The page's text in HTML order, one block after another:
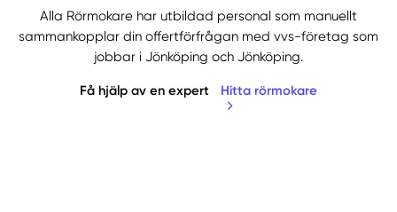
Alla Rörmokare har utbildad personal som manuellt
sammankopplar din offertförfrågan med vvs-företag som
jobbar i Jönköping och Jönköping.
Få hjälp av en expert Hitta rörmokare